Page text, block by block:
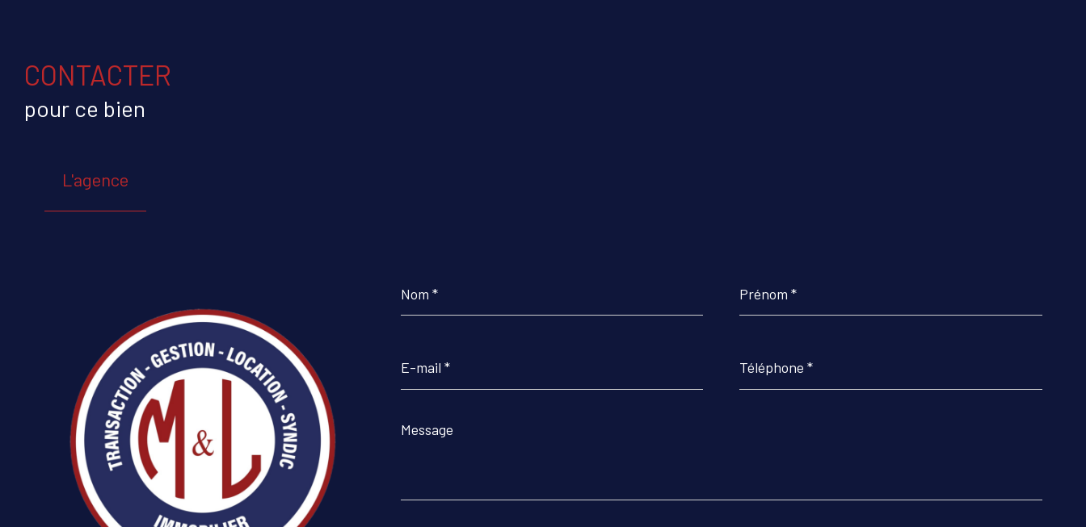
CONTACTER
pour ce bien
L'agence
*
*
mail
*
*
Message